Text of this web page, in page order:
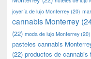
joyería de lujo Monterrey (20)
cannabis Monterrey
(22) moda de lujo Monterrey (20)
pasteles cannabis
(22) productos de cannabis